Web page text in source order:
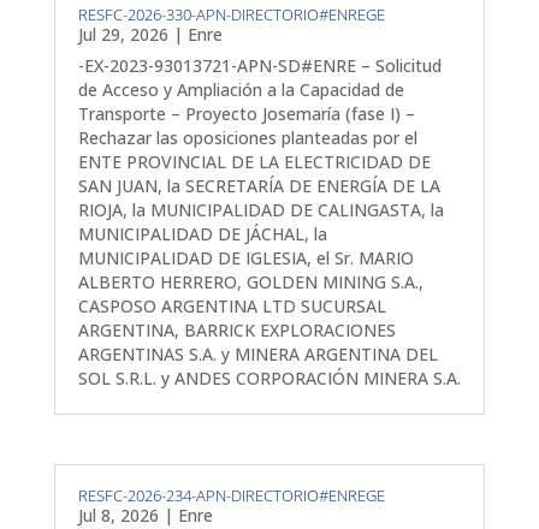
RESFC-2026-330-APN-DIRECTORIO#ENREGE
Jul 29, 2026 | Enre
-EX-2023-93013721-APN-SD#ENRE – Solicitud
de Acceso y Ampliación a la Capacidad de
Transporte – Proyecto Josemaría (fase I) –
Rechazar las oposiciones planteadas por el
ENTE PROVINCIAL DE LA ELECTRICIDAD DE
SAN JUAN, la SECRETARÍA DE ENERGÍA DE LA
RIOJA, la MUNICIPALIDAD DE CALINGASTA, la
MUNICIPALIDAD DE JÁCHAL, la
MUNICIPALIDAD DE IGLESIA, el Sr. MARIO
ALBERTO HERRERO, GOLDEN MINING S.A.,
CASPOSO ARGENTINA LTD SUCURSAL
ARGENTINA, BARRICK EXPLORACIONES
ARGENTINAS S.A. y MINERA ARGENTINA DEL
SOL S.R.L. y ANDES CORPORACIÓN MINERA S.A.
RESFC-2026-234-APN-DIRECTORIO#ENREGE
Jul 8, 2026 | Enre